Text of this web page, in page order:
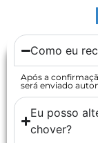
Como eu
Após a
será enviado
Eu posso
chover?